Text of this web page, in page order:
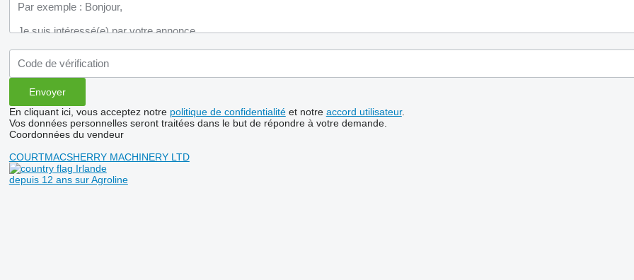
En cliquant ici, vous acceptez notre politique de confidentialitéet notre accord utilisateur.
Vos données personnelles seront traitées dans le but de répondre à votre demande.
Coordonnées du vendeur
COURTMACSHERRY MACHINERY LTD
Irlande
depuis 12 ans sur Agroline